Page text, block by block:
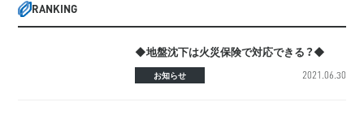
RANKING
◆地盤沈下は火災保険で対応できる？◆
お知らせ 2021.06.30